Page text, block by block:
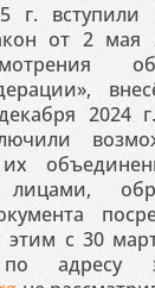
г.
от 2
лицами,
этим с 30
по адресу